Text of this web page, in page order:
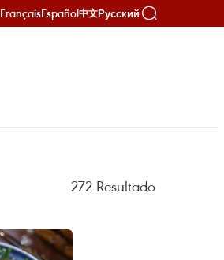
FrançaisEspañol中文Русский
272 Resultado